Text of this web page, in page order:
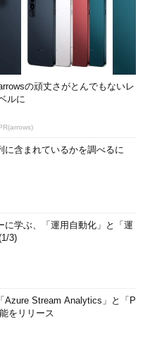
の頑丈さがとんでもないレ
ルに
に含まれているかを調べるに
に学ぶ、「運用自動化」と「運
3)
Azure Stream Analytics」と「P
をリリース